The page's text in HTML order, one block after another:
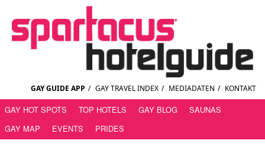
GAY GUIDE APP / GAY TRAVEL INDEX / MEDIADATEN / KONTAKT
GAY HOT SPOTS TOP HOTELS GAY BLOG
SAUNAS
GAY MAP
EVENTS PRIDES